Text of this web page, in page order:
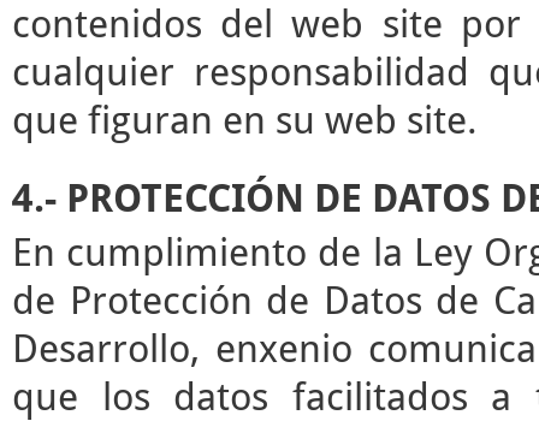
contenidos del web site por
cualquier responsabilidad
que figuran en su web site.
4.- PROTECCIÓN DE DATOS
En cumplimiento de la Ley
de Protección de Datos de
Desarrollo, enxenio
que los datos facilitados